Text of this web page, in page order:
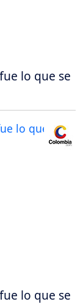
lo que se
lo que se